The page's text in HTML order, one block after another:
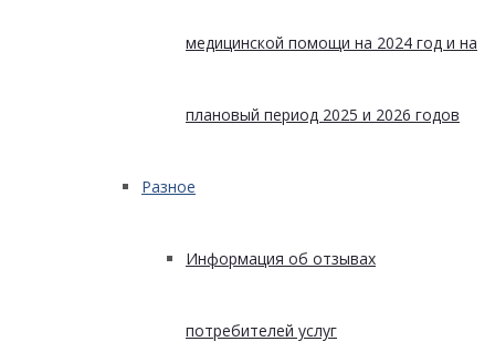
медицинской помощи на 2024 год и на
плановый период 2025 и 2026 годов
Разное
Информация об отзывах
потребителей услуг